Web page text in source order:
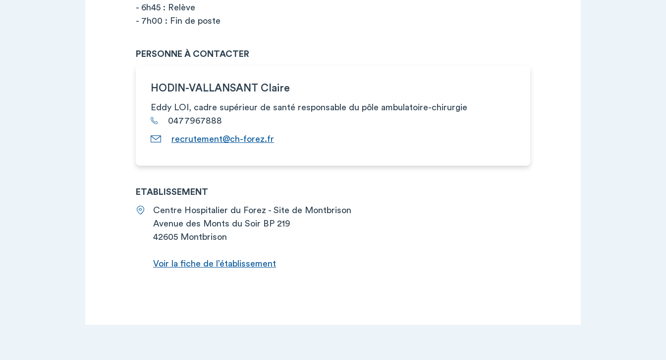
- 6h45 : Relève
- 7h00 : Fin de poste
PERSONNE À CONTACTER
HODIN-VALLANSANT Claire
Eddy LOI, cadre supérieur de santé responsable du pôle ambulatoire-chirurgie
0477967888
recrutement@ch-forez.fr
ETABLISSEMENT
Centre Hospitalier du Forez - Site de Montbrison
Avenue des Monts du Soir BP 219
42605 Montbrison
Voir la fiche de l’établissement